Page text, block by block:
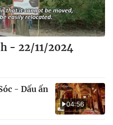
- 22/11/2024
04:56
- Dấu ấn